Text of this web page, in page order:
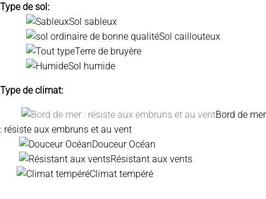
Type de sol:
Sol sableux
Sol caillouteux
Terre de bruyère
Sol humide
Type de climat:
Bord de mer
: résiste aux embruns et au vent
Douceur Océan
Résistant aux vents
Climat tempéré